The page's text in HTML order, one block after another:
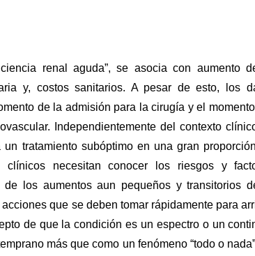
renal aguda”, se asocia con aumento
y, costos sanitarios. A pesar de esto, los
de la admisión para la cirugía y el momento
Independientemente del contexto
tratamiento subóptimo en una gran
necesitan conocer los riesgos y
los aumentos aun pequeños y transitorios
que se deben tomar rápidamente para
de que la condición es un espectro o un
más que como un fenómeno “todo o